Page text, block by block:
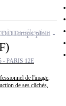
- PARIS 12E
de l'image,
de ses clichés,
Temps plein
à ma sélection